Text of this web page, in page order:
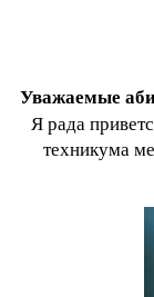
Уважаемые
Я рада
техникума